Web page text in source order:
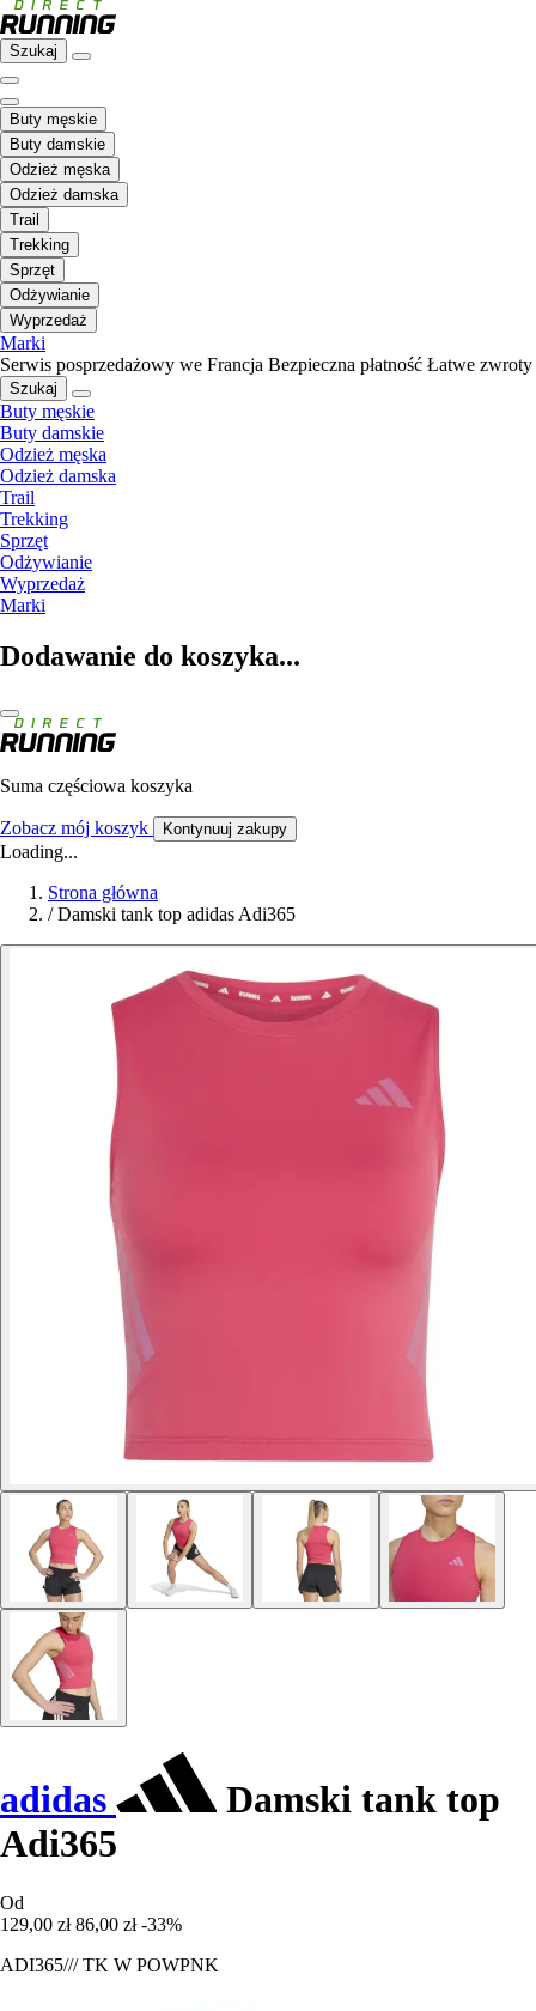
Szukaj
Buty męskie
Buty damskie
Odzież męska
Odzież damska
Trail
Trekking
Sprzęt
Odżywianie
Wyprzedaż
Marki
Serwis posprzedażowy we Francja Bezpieczna płatność Łatwe zwroty
Szukaj
Buty męskie
Buty damskie
Odzież męska
Odzież damska
Trail
Trekking
Sprzęt
Odżywianie
Wyprzedaż
Marki
Dodawanie do koszyka...
Suma częściowa koszyka
Zobacz mój koszyk Kontynuuj zakupy
Loading...
Strona główna
/ Damski tank top adidas Adi365
adidas
Damski tank top
Adi365
Od
129,00 zł 86,00 zł -33%
ADI365/// TK W POWPNK